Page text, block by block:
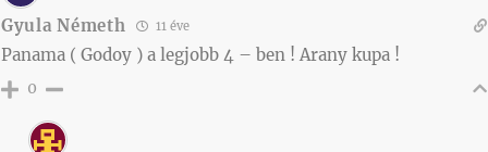
Gyula Németh 11 éve
Panama ( Godoy ) a legjobb 4 – ben ! Arany kupa !
0